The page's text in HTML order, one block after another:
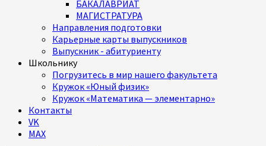
БАКАЛАВРИАТ
МАГИСТРАТУРА
Направления подготовки
Карьерные карты выпускников
Выпускник - абитуриенту
Школьнику
Погрузитесь в мир нашего факультета
Кружок «Юный физик»
Кружок «Математика — элементарно»
Контакты
VK
MAX